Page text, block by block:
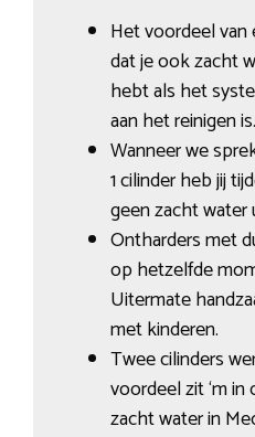
Het voordeel van
dat je ook zacht
hebt als het
aan het reinigen is.
Wanneer we
1 cilinder heb jij
geen zacht water
Ontharders met
op hetzelfde
Uitermate
met kinderen.
Twee cilinders
voordeel zit ‘m
zacht water in